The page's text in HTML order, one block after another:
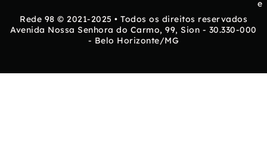
e
Rede 98 © 2021-2025 • Todos os direitos reservados
Avenida Nossa Senhora do Carmo, 99, Sion - 30.330-000
- Belo Horizonte/MG